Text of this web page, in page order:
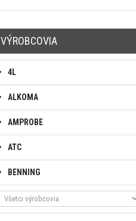
VÝROBCOVIA
4L
ALKOMA
AMPROBE
ATC
BENNING